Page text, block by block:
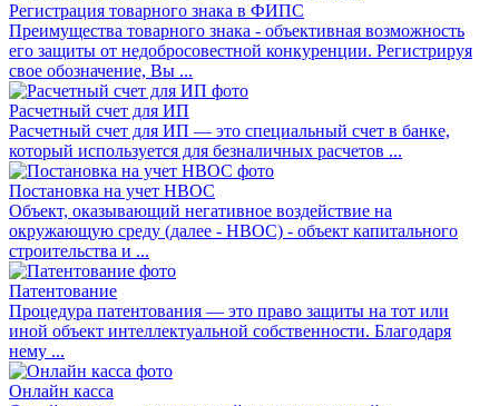
Регистрация товарного знака в ФИПС
Преимущества товарного знака - объективная возможность
его защиты от недобросовестной конкуренции. Регистрируя
свое обозначение, Вы ...
Расчетный счет для ИП
Расчетный счет для ИП — это специальный счет в банке,
который используется для безналичных расчетов ...
Постановка на учет НВОС
Объект, оказывающий негативное воздействие на
окружающую среду (далее - НВОС) - объект капитального
строительства и ...
Патентование
Процедура патентования — это право защиты на тот или
иной объект интеллектуальной собственности. Благодаря
нему ...
Онлайн касса